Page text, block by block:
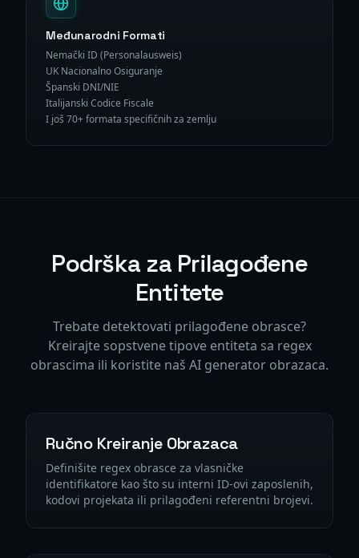
Međunarodni Formati
Nemački ID (Personalausweis)
UK Nacionalno Osiguranje
Španski DNI/NIE
Italijanski Codice Fiscale
I još 70+ formata specifičnih za zemlju
Podrška za Prilagođene
Entitete
Trebate detektovati prilagođene obrasce?
Kreirajte sopstvene tipove entiteta sa regex
obrascima ili koristite naš AI generator obrazaca.
Ručno Kreiranje Obrazaca
Definišite regex obrasce za vlasničke
identifikatore kao što su interni ID-ovi zaposlenih,
kodovi projekata ili prilagođeni referentni brojevi.